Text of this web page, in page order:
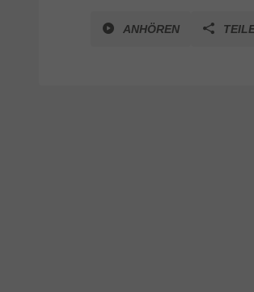
ANHÖREN